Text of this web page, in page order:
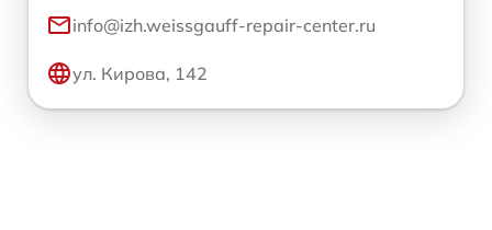
info@izh.weissgauff-repair-center.ru
ул. Кирова, 142